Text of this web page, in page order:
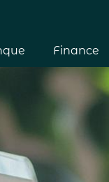
Finance